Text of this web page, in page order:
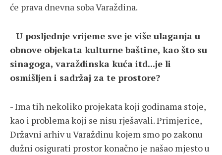
će prava dnevna soba Varaždina.
- U posljednje vrijeme sve je više ulaganja u
obnove objekata kulturne baštine, kao što su
sinagoga, varaždinska kuća itd...je li
osmišljen i sadržaj za te prostore?
- Ima tih nekoliko projekata koji godinama stoje,
kao i problema koji se nisu rješavali. Primjerice,
Državni arhiv u Varaždinu kojem smo po zakonu
dužni osigurati prostor konačno je našao mjesto u